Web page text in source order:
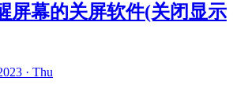
屏幕的关屏软件(关闭显示
· Thu